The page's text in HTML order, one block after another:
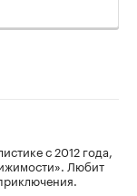
с 2012 года,
Любит